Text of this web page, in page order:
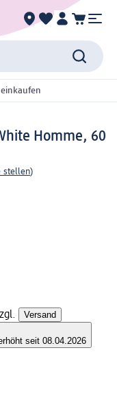
einkaufen
Homme, 60
stellen)
Versand
seit 08.04.2026